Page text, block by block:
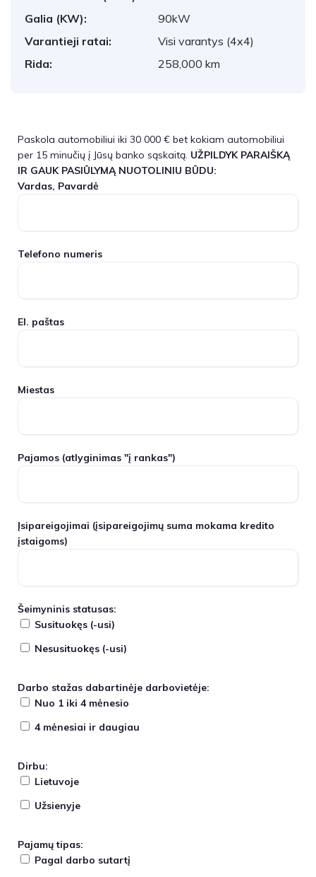
Galia (KW):
90kW
Varantieji ratai:
Visi varantys (4x4)
Rida:
258,000 km
Paskola automobiliui iki 30 000 € bet kokiam automobiliui
per 15 minučių į Jūsų banko sąskaitą. UŽPILDYK PARAIŠKĄ
IR GAUK PASIŪLYMĄ NUOTOLINIU BŪDU:
Vardas, Pavardė
Telefono numeris
El. paštas
Miestas
Pajamos (atlyginimas "į rankas")
Įsipareigojimai (įsipareigojimų suma mokama kredito
įstaigoms)
Šeimyninis statusas:
Susituokęs (-usi)
Nesusituokęs (-usi)
Darbo stažas dabartinėje darbovietėje:
Nuo 1 iki 4 mėnesio
4 mėnesiai ir daugiau
Dirbu:
Lietuvoje
Užsienyje
Pajamų tipas:
Pagal darbo sutartį